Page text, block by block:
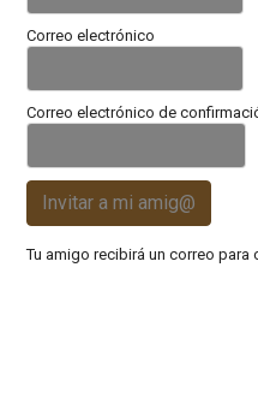
Correo electrónico
Correo electrónico de
Invitar a mi amig@
Tu amigo recibirá un correo para